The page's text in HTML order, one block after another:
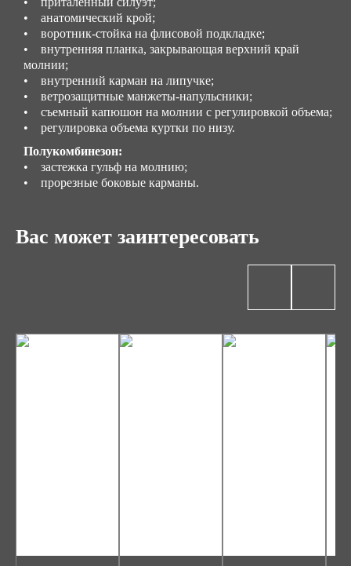
• анатомический крой;
• воротник-стойка на флисовой подкладке;
• внутренняя планка, закрывающая верхний край
молнии;
• внутренний карман на липучке;
• ветрозащитные манжеты-напульсники;
• съемный капюшон на молнии с регулировкой объема;
• регулировка объема куртки по низу.
Полукомбинезон:
• застежка гульф на молнию;
• прорезные боковые карманы.
Вас может заинтересовать